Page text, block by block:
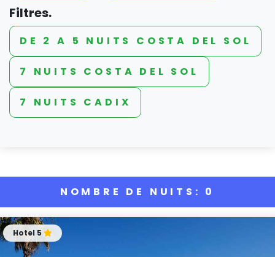
Filtres.
DE 2 A 5 NUITS COSTA DEL SOL
7 NUITS COSTA DEL SOL
7 NUITS CADIX
NOMBRE DE NUITS: 0
Hotel 5